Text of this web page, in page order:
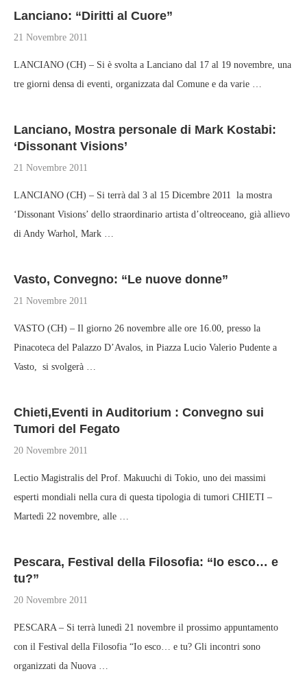
Lanciano: “Diritti al Cuore”
21 Novembre 2011
LANCIANO (CH) – Si è svolta a Lanciano dal 17 al 19 novembre, una
tre giorni densa di eventi, organizzata dal Comune e da varie …
Lanciano, Mostra personale di Mark Kostabi:
‘Dissonant Visions’
21 Novembre 2011
LANCIANO (CH) – Si terrà dal 3 al 15 Dicembre 2011 la mostra
‘Dissonant Visions’ dello straordinario artista d’oltreoceano, già allievo
di Andy Warhol, Mark …
Vasto, Convegno: “Le nuove donne”
21 Novembre 2011
VASTO (CH) – Il giorno 26 novembre alle ore 16.00, presso la
Pinacoteca del Palazzo D’Avalos, in Piazza Lucio Valerio Pudente a
Vasto, si svolgerà …
Chieti,Eventi in Auditorium : Convegno sui
Tumori del Fegato
20 Novembre 2011
Lectio Magistralis del Prof. Makuuchi di Tokio, uno dei massimi
esperti mondiali nella cura di questa tipologia di tumori CHIETI –
Martedì 22 novembre, alle …
Pescara, Festival della Filosofia: “Io esco… e
tu?”
20 Novembre 2011
PESCARA – Si terrà lunedì 21 novembre il prossimo appuntamento
con il Festival della Filosofia “Io esco… e tu? Gli incontri sono
organizzati da Nuova …